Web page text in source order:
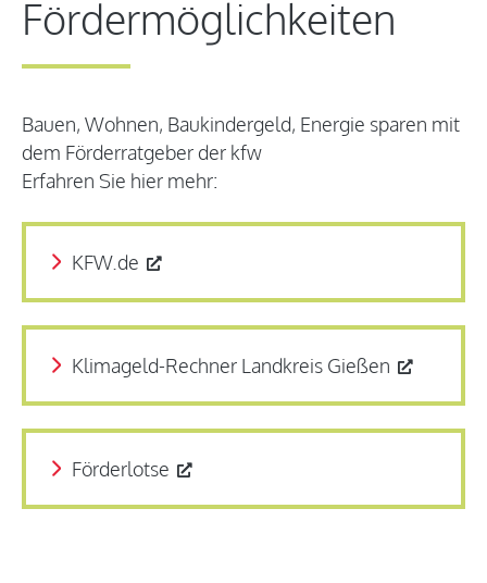
Fördermöglichkeiten
Bauen, Wohnen, Baukindergeld, Energie sparen mit
dem Förderratgeber der kfw
Erfahren Sie hier mehr:
KFW.de
Klimageld-Rechner Landkreis Gießen
Förderlotse